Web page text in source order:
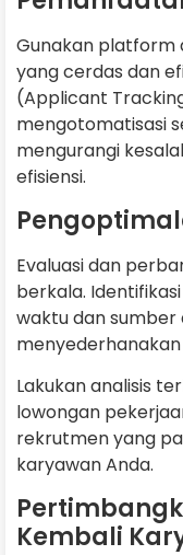
Gunakan platform
yang cerdas dan
(Applicant
mengotomatisasi
mengurangi
efisiensi.
Evaluasi dan
berkala.
waktu dan sumber
Lakukan analisis
lowongan
rekrutmen yang
karyawan Anda.
Kembali